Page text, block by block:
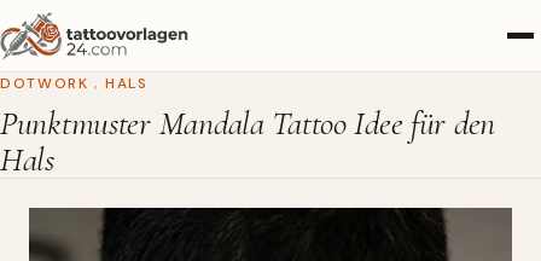
DOTWORK , HALS
Punktmuster Mandala Tattoo Idee für den
Hals